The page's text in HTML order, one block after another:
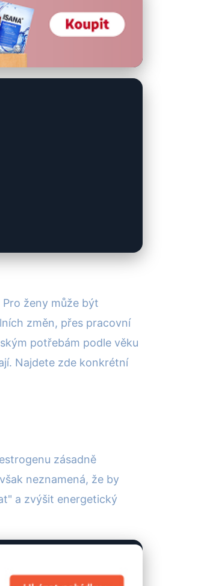
Věku
ženy může být
změn, přes pracovní
potřebám podle věku
Najdete zde konkrétní
zásadně
neznamená, že by
a zvýšit energetický